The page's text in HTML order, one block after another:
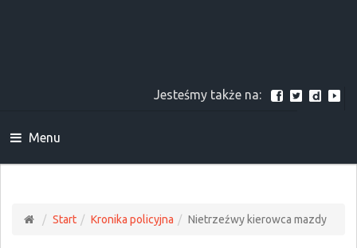
Jesteśmy także na:
Menu
Start Kronika policyjna Nietrzeźwy kierowca mazdy